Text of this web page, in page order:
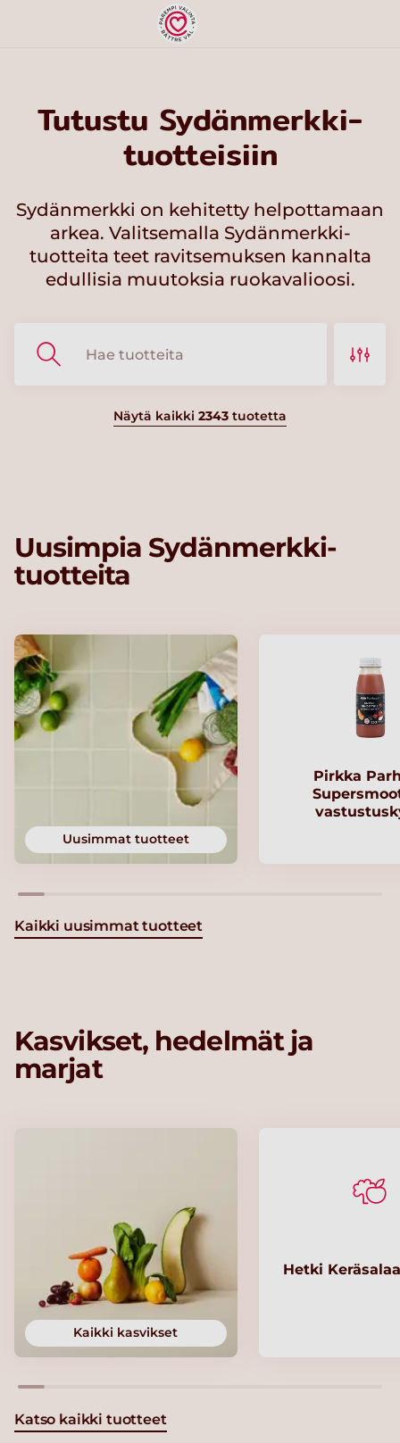
Tutustu Sydänmerkki-
tuotteisiin
Sydänmerkki on kehitetty helpottamaan
arkea. Valitsemalla Sydänmerkki-
tuotteita teet ravitsemuksen kannalta
edullisia muutoksia ruokavalioosi.
Näytä kaikki 2343 tuotetta
Uusimpia Sydänmerkki-
tuotteita
Uusimmat tuotteet
Pirkka
Kaikki uusimmat tuotteet
Kasvikset, hedelmät ja
marjat
Kaikki kasvikset
Hetki
Katso kaikki tuotteet